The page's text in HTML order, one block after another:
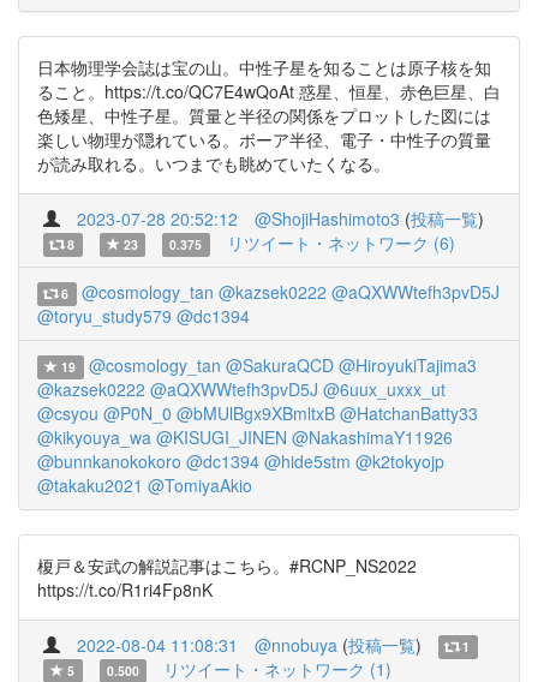
日本物理学会誌は宝の山。中性子星を知ることは原子核を知
ること。https://t.co/QC7E4wQoAt 惑星、恒星、赤色巨星、白
色矮星、中性子星。質量と半径の関係をプロットした図には
楽しい物理が隠れている。ボーア半径、電子・中性子の質量
が読み取れる。いつまでも眺めていたくなる。
2023-07-28 20:52:12 @ShojiHashimoto3 (投稿一覧)
8 23 0.375 リツイート・ネットワーク (6)
6 @cosmology_tan @kazsek0222 @aQXWWtefh3pvD5J
@toryu_study579 @dc1394
19 @cosmology_tan @SakuraQCD @HiroyukiTajima3
@kazsek0222 @aQXWWtefh3pvD5J @6uux_uxxx_ut
@csyou @P0N_0 @bMUlBgx9XBmltxB @HatchanBatty33
@kikyouya_wa @KISUGI_JINEN @NakashimaY11926
@bunnkanokokoro @dc1394 @hide5stm @k2tokyojp
@takaku2021 @TomiyaAkio
榎戸＆安武の解説記事はこちら。#RCNP_NS2022
https://t.co/R1ri4Fp8nK
2022-08-04 11:08:31 @nnobuya (投稿一覧)
1
5
0.500 リツイート・ネットワーク (1)